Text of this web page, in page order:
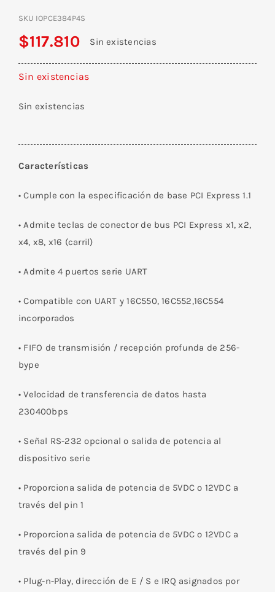
SKU IOPCE384P4S
$117.810 Sin existencias
Sin existencias
Sin existencias
Características
• Cumple con la especificación de base PCI Express 1.1
• Admite teclas de conector de bus PCI Express x1, x2,
x4, x8, x16 (carril)
• Admite 4 puertos serie UART
• Compatible con UART y 16C550, 16C552,16C554
incorporados
• FIFO de transmisión / recepción profunda de 256-
bype
• Velocidad de transferencia de datos hasta
230400bps
• Señal RS-232 opcional o salida de potencia al
dispositivo serie
• Proporciona salida de potencia de 5VDC o 12VDC a
través del pin 1
• Proporciona salida de potencia de 5VDC o 12VDC a
través del pin 9
• Plug-n-Play, dirección de E / S e IRQ asignados por